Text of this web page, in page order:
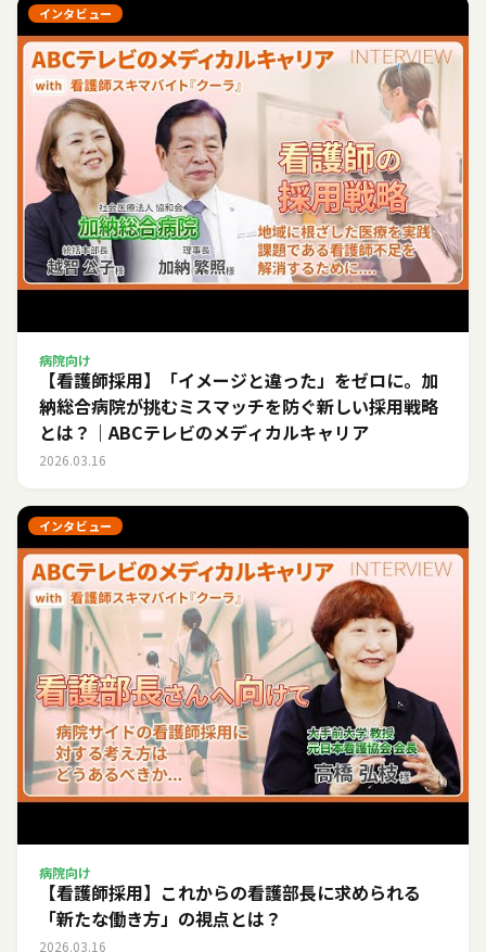
インタビュー
病院向け
【看護師採用】「イメージと違った」をゼロに。加
納総合病院が挑むミスマッチを防ぐ新しい採用戦略
とは？｜ABCテレビのメディカルキャリア
2026.03.16
インタビュー
病院向け
【看護師採用】これからの看護部長に求められる
「新たな働き方」の視点とは？
2026.03.16